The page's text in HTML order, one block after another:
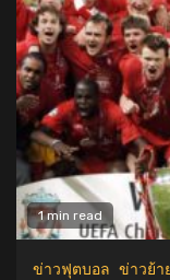
1 min read
ข่าวฟุตบอล ข่าวย้า